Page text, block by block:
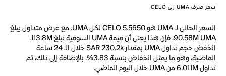
سعر صرف UMA إلى CELO
السعر الحالي لـ UMA هو CELO 5.5650 لكل UMA. مع عرض متداول يبلغ
90.58M UMA، فإن هذا يعني أن قيمة UMA السوقية تبلغ 113.8M.
انخفض حجم تداول UMA بمقدار SAR 230.2k خلال الـ 24 ساعة
الماضية، وهو ما يمثل انخفاض بنسبة 3.83%. بالإضافة إلى ذلك، تم
تداول 6.011M من UMA خلال اليوم الماضي.